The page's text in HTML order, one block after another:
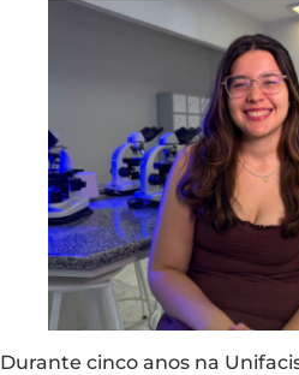
Durante cinco anos na